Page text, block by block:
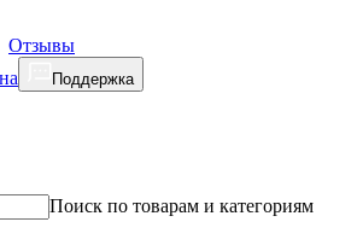
Отзывы
Поддержка
Поиск по товарам и категориям